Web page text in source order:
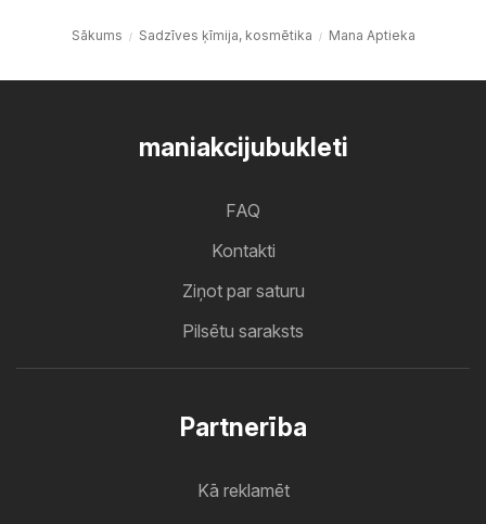
Sākums Sadzīves ķīmija, kosmētika Mana Aptieka
maniakcijubukleti
FAQ
Kontakti
Ziņot par saturu
Pilsētu saraksts
Partnerība
Kā reklamēt